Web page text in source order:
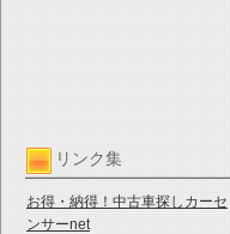
リンク集
お得・納得！中古車探しカーセ
ンサーnet